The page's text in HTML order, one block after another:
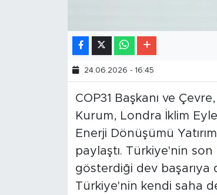
24.06.2026 - 16:45
COP31 Başkanı ve
Kurum, Londra İklim
Enerji Dönüşümü
paylaştı. Türkiye'nin
gösterdiği dev başarıya
Türkiye'nin kendi saha